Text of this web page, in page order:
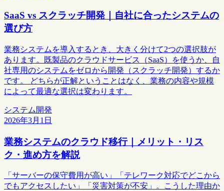
SaaS vs スクラッチ開発｜自社に合ったシステムの
選び方
業務システムを導入するとき、大きく分けて2つの選択肢が
あります。既製品のクラウドサービス（SaaS）を使うか、自
社専用のシステムをゼロから開発（スクラッチ開発）するか
です。 どちらが正解ということはなく、業務の内容や規模
によって最適な選択は変わります。
システム開発
2026年3月1日
業務システムのクラウド移行｜メリット・リス
ク・進め方を解説
「サーバーの保守費用が高い」「テレワーク対応でどこから
でもアクセスしたい」「災害対策が不安」。こうした理由か